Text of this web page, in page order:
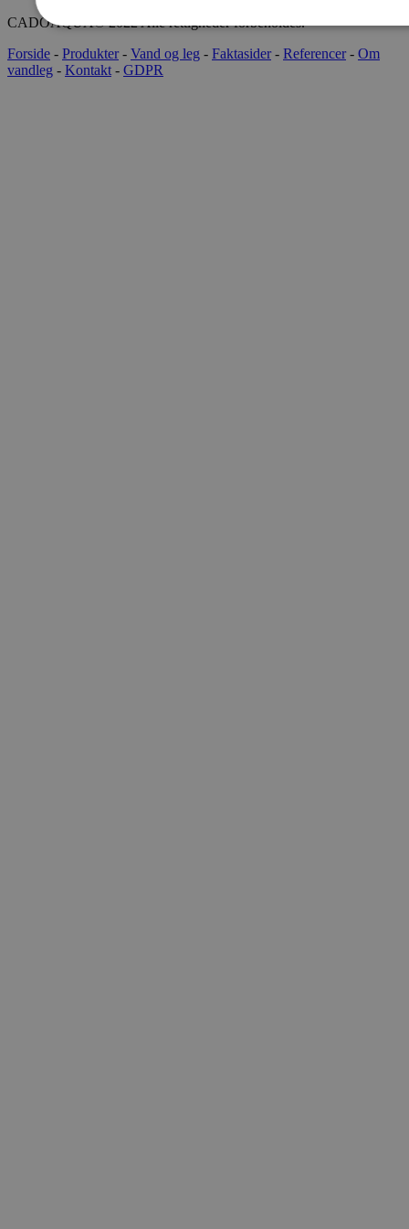
CADOAQUA® 2022 Alle rettigheder forbeholdes.
Forside - Produkter- Vand og leg - Faktasider- Referencer- Om
vandleg - Kontakt - GDPR